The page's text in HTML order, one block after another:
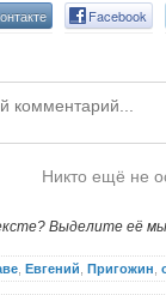
Facebook
Никто ещё не
Выделите её
Евгений Пригожин